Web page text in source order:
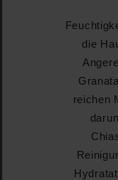
die
reichen